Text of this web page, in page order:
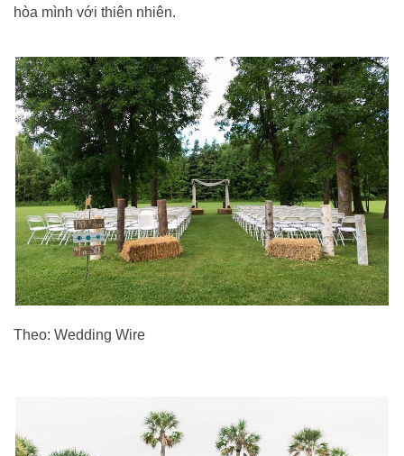
hòa mình với thiên nhiên.
Theo: Wedding Wire